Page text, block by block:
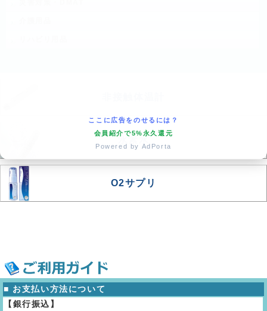
水素水
O2サプリ
■ お支払い方法について
【銀行振込】
ここに広告をのせるには？
会員紹介で5%永久還元
Powered by AdPorta